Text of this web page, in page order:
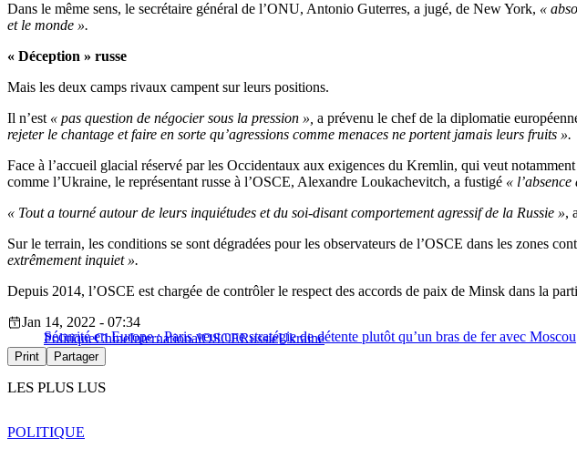
Dans le même sens, le secrétaire général de l’ONU, Antonio Guterres, a jugé, de New York, «
et le monde ».
« Déception » russe
Mais les deux camps rivaux campent sur leurs positions.
Il n’est « pas question de négocier sous la pression », a prévenu le chef de la diplomatie
rejeter le chantage et faire en sorte qu’agressions comme menaces ne portent jamais leurs fruits ».
Face à l’accueil glacial réservé par les Occidentaux aux exigences du Kremlin, qui veut
comme l’Ukraine, le représentant russe à l’OSCE, Alexandre Loukachevitch, a fustigé «
« Tout a tourné autour de leurs inquiétudes et du soi-disant comportement agressif de la Russie »,
Sur le terrain, les conditions se sont dégradées pour les observateurs de l’OSCE dans les zones
extrêmement inquiet ».
Depuis 2014, l’OSCE est chargée de contrôler le respect des accords de paix de Minsk dans la
Sécurité en Europe : Paris veut une stratégie de détente plutôt qu’un bras de fer avec Moscou
Jan 14, 2022 - 07:34
PolitiqueChineInternationalOSCERussieUkraine
Print Partager
LES PLUS LUS
POLITIQUE